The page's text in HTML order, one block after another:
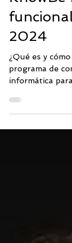
2024
¿Qué es y
programa de